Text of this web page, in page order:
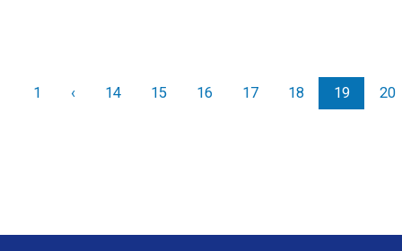
1 ‹Назад
14 15 16 17 18 19 20